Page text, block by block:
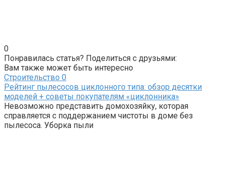
0
Понравилась статья? Поделиться с друзьями:
Вам также может быть интересно
Строительство 0
Рейтинг пылесосов циклонного типа: обзор десятки
моделей + советы покупателям «циклонника»
Невозможно представить домохозяйку, которая
справляется с поддержанием чистоты в доме без
пылесоса. Уборка пыли